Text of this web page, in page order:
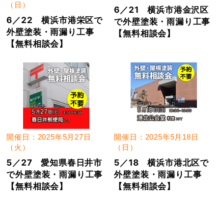
（日）
6／22 横浜市港栄区で
外壁塗装・雨漏り工事
【無料相談会】
6／21 横浜市港金沢区
で外壁塗装・雨漏り工事
【無料相談会】
開催日：2025年5月27日
（火）
5／27 愛知県春日井市
で外壁塗装・雨漏り工事
【無料相談会】
開催日：2025年5月18日
（日）
5／18 横浜市港北区で
外壁塗装・雨漏り工事
【無料相談会】